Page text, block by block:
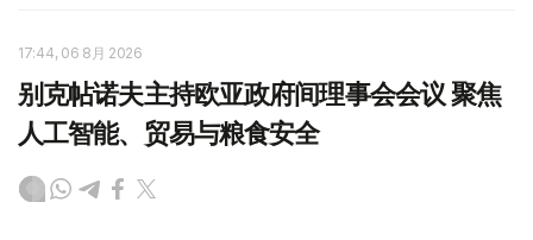
17:44, 06 8月 2026
别克帖诺夫主持欧亚政府间理事会会议 聚焦
人工智能、贸易与粮食安全